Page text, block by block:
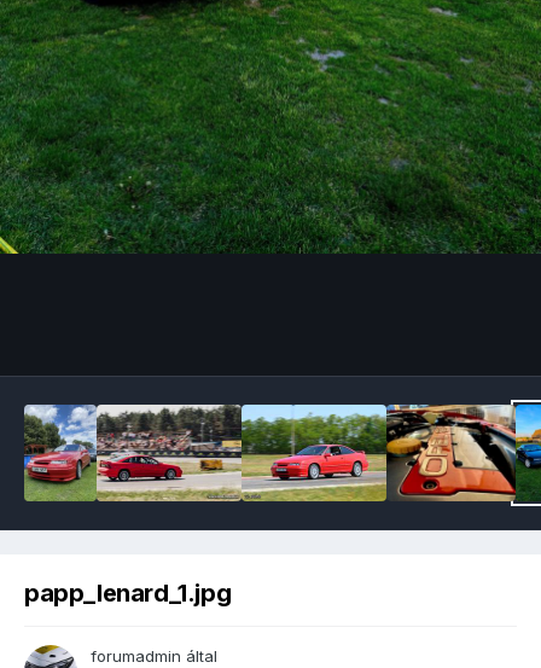
papp_lenard_1.jpg
forumadmin által